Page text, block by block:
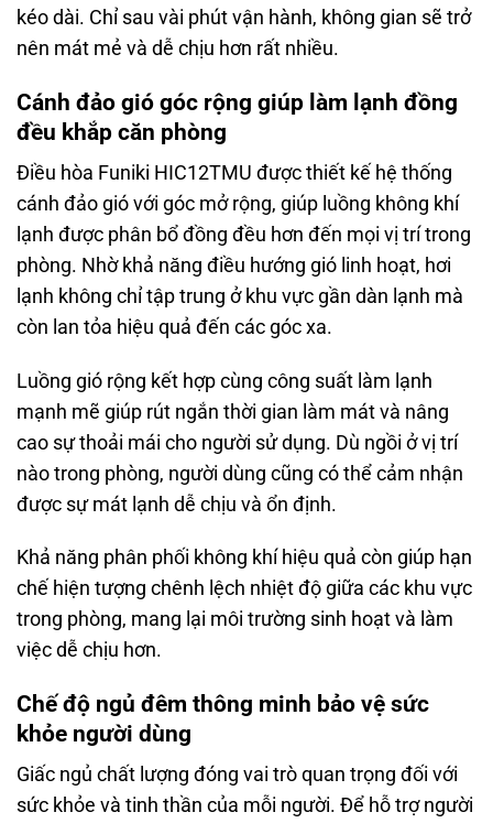
kéo dài. Chỉ sau vài phút vận hành, không gian sẽ trở
nên mát mẻ và dễ chịu hơn rất nhiều.
Cánh đảo gió góc rộng giúp làm lạnh đồng
đều khắp căn phòng
Điều hòa Funiki HIC12TMU được thiết kế hệ thống
cánh đảo gió với góc mở rộng, giúp luồng không khí
lạnh được phân bổ đồng đều hơn đến mọi vị trí trong
phòng. Nhờ khả năng điều hướng gió linh hoạt, hơi
lạnh không chỉ tập trung ở khu vực gần dàn lạnh mà
còn lan tỏa hiệu quả đến các góc xa.
Luồng gió rộng kết hợp cùng công suất làm lạnh
mạnh mẽ giúp rút ngắn thời gian làm mát và nâng
cao sự thoải mái cho người sử dụng. Dù ngồi ở vị trí
nào trong phòng, người dùng cũng có thể cảm nhận
được sự mát lạnh dễ chịu và ổn định.
Khả năng phân phối không khí hiệu quả còn giúp hạn
chế hiện tượng chênh lệch nhiệt độ giữa các khu vực
trong phòng, mang lại môi trường sinh hoạt và làm
việc dễ chịu hơn.
Chế độ ngủ đêm thông minh bảo vệ sức
khỏe người dùng
Giấc ngủ chất lượng đóng vai trò quan trọng đối với
sức khỏe và tinh thần của mỗi người. Để hỗ trợ người